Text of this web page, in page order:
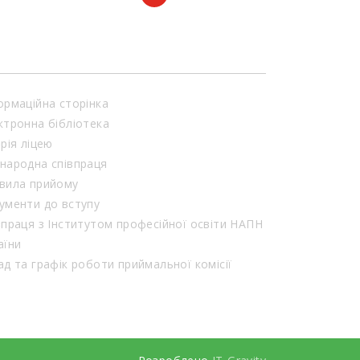
сторінка
бібліотека
ліцею
співпраця
прийому
до вступу
з Інститутом професійної освіти НАПН
Склад та графік роботи приймальної комісії